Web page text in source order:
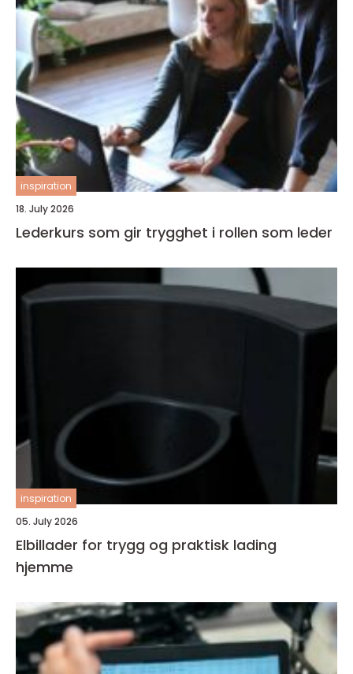
inspiration
18. July 2026
Lederkurs som gir trygghet i rollen som leder
inspiration
05. July 2026
Elbillader for trygg og praktisk lading
hjemme